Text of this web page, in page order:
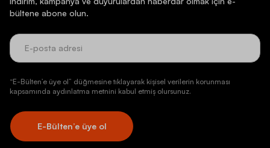
bültene abone olun.
“E-Bülten’e üye ol” düğmesine tıklayarak kişisel verilerin korunması
kapsamında aydınlatma metnini kabul etmiş olursunuz.
E-Bülten’e üye ol